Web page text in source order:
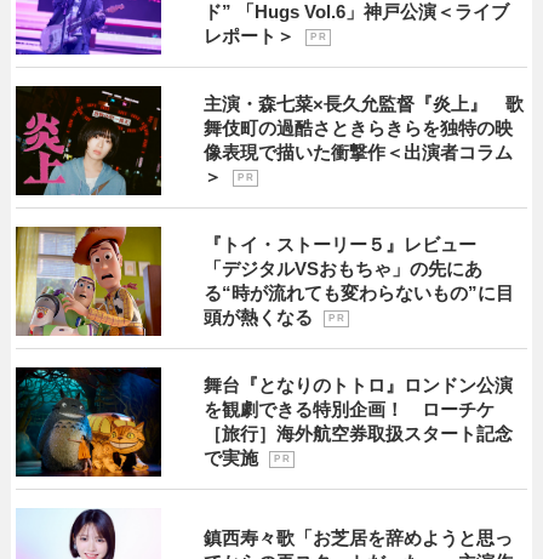
ド” 「Hugs Vol.6」神戸公演＜ライブ
レポート＞
P R
主演・森七菜×長久允監督『炎上』 歌
舞伎町の過酷さときらきらを独特の映
像表現で描いた衝撃作＜出演者コラム
＞
P R
『トイ・ストーリー５』レビュー
「デジタルVSおもちゃ」の先にあ
る“時が流れても変わらないもの”に目
頭が熱くなる
P R
舞台『となりのトトロ』ロンドン公演
を観劇できる特別企画！ ローチケ
［旅行］海外航空券取扱スタート記念
で実施
P R
鎮西寿々歌「お芝居を辞めようと思っ